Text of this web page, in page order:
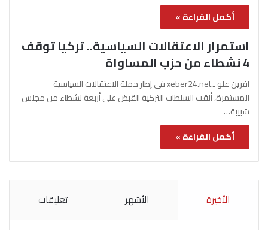
أكمل القراءة »
استمرار الاعتقالات السياسية.. تركيا توقف
4 نشطاء من حزب المساواة
آفرين علو ـ xeber24.net في إطار حملة الاعتقالات السياسية
المستمرة، ألقت السلطات التركية القبض على أربعة نشطاء من مجلس
شبيبة…
أكمل القراءة »
الأخيرة الأشهر تعليقات